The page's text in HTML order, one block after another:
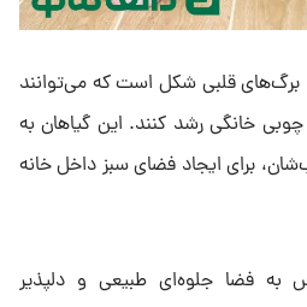
قلبی‌ شکل است که می‌توانند
خانگی رشد کنند. این گیاهان به
برای ایجاد فضای سبز داخل خانه
به فضا جلوه‌ای طبیعی و دلپذیر